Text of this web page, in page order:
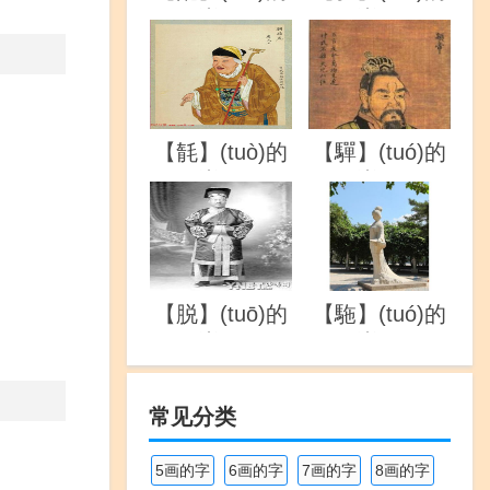
详解
详解
【毻】(tuò)的
详解
【驒】(tuó)的
详解
【脱】(tuō)的
【駞】(tuó)的
常见分类
5画的字 6画的字 7画的字 8画的字